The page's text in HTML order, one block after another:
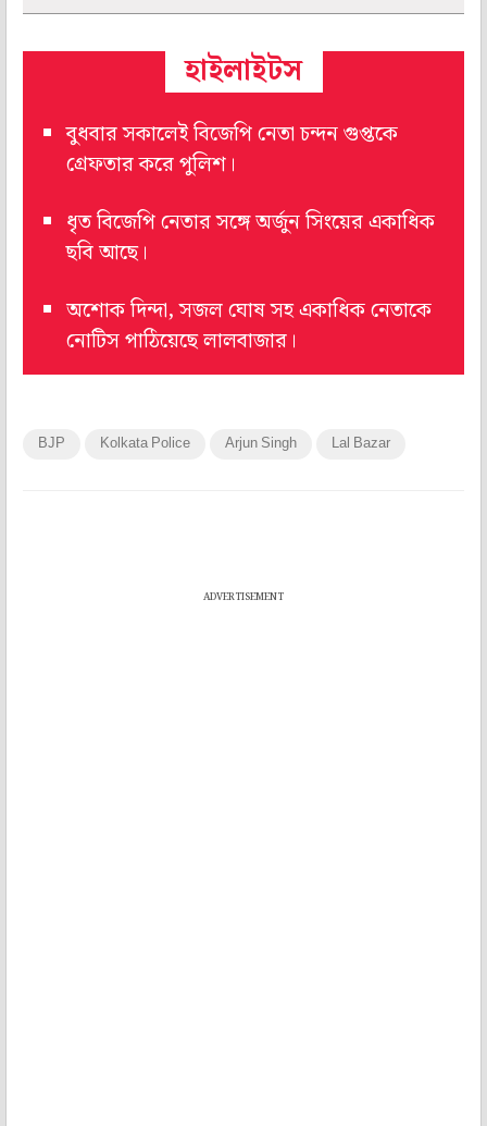
হাইলাইটস
বুধবার সকালেই বিজেপি নেতা চন্দন গুপ্তকে
গ্রেফতার করে পুলিশ।
ধৃত বিজেপি নেতার সঙ্গে অর্জুন সিংয়ের একাধিক
ছবি আছে।
অশোক দিন্দা, সজল ঘোষ সহ একাধিক নেতাকে
নোটিস পাঠিয়েছে লালবাজার।
BJP Kolkata Police Arjun Singh Lal Bazar
ADVERTISEMENT